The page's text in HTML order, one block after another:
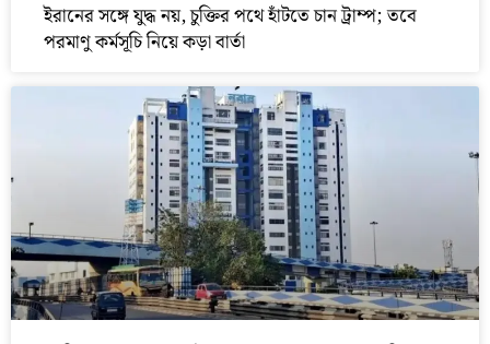
ইরানের সঙ্গে যুদ্ধ নয়, চুক্তির পথে হাঁটতে চান ট্রাম্প; তবে
পরমাণু কর্মসূচি নিয়ে কড়া বার্তা